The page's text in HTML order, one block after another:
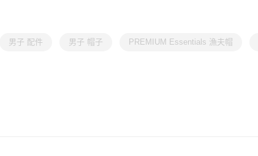
男子 配件 男子 帽子 PREMIUM Essentials 漁夫帽